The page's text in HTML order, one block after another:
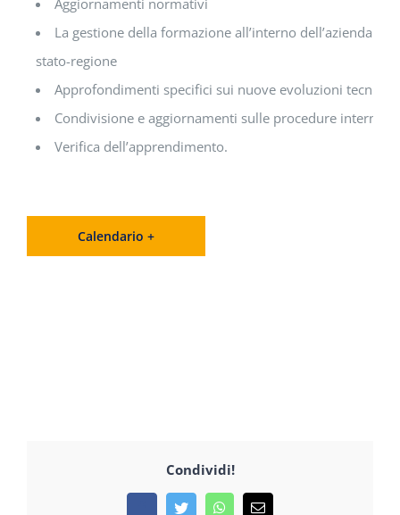
Aggiornamenti normativi
La gestione della formazione all’interno dell’azienda a
stato-regione
Approfondimenti specifici sui nuove evoluzioni
Condivisione e aggiornamenti sulle procedure interne
Verifica dell’apprendimento.
Calendario +
Condividi!